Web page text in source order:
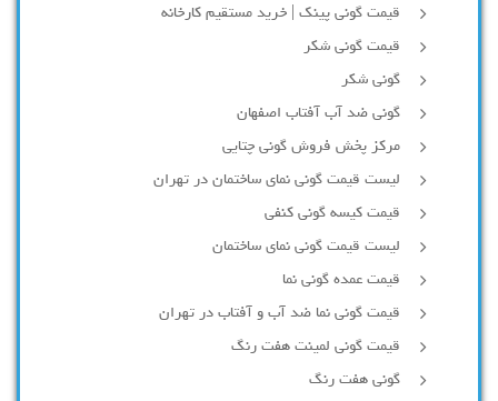
قیمت گونی پینک | خرید مستقیم کارخانه
قیمت گونی شکر
گونی شکر
گونی ضد آب آفتاب اصفهان
مرکز پخش فروش گونی چتایی
لیست قیمت گونی نمای ساختمان در تهران
قیمت کیسه گونی کنفی
لیست قیمت گونی نمای ساختمان
قیمت عمده گونی نما
قیمت گونی نما ضد آب و آفتاب در تهران
قیمت گونی لمینت هفت رنگ
گونی هفت رنگ